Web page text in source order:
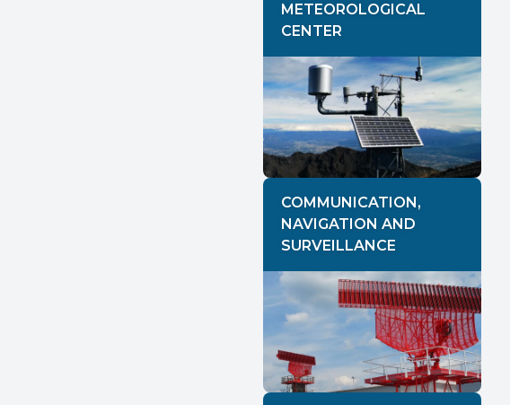
METEOROLOGICAL
CENTER
COMMUNICATION,
NAVIGATION AND
SURVEILLANCE